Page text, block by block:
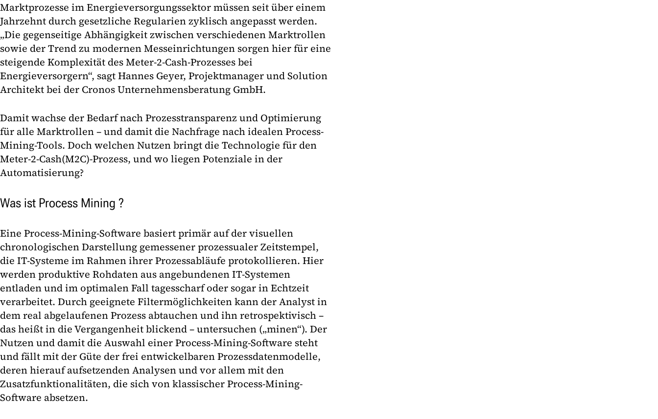
Marktprozesse im Energieversorgungssektor müssen seit über einem
Jahrzehnt durch gesetzliche Regularien zyklisch angepasst werden.
„Die gegenseitige Abhängigkeit zwischen verschiedenen Marktrollen
sowie der Trend zu modernen Messeinrichtungen sorgen hier für eine
steigende Komplexität des Meter-2-Cash-Prozesses bei
Energieversorgern“, sagt Hannes Geyer, Projektmanager und Solution
Architekt bei der Cronos Unternehmensberatung GmbH.
Damit wachse der Bedarf nach Prozesstransparenz und Optimierung
für alle Marktrollen – und damit die Nachfrage nach idealen Process-
Mining-Tools. Doch welchen Nutzen bringt die Technologie für den
Meter-2-Cash(M2C)-Prozess, und wo liegen Potenziale in der
Automatisierung?
Was ist Process Mining ?
Eine Process-Mining-Software basiert primär auf der visuellen
chronologischen Darstellung gemessener prozessualer Zeitstempel,
die IT-Systeme im Rahmen ihrer Prozessabläufe protokollieren. Hier
werden produktive Rohdaten aus angebundenen IT-Systemen
entladen und im optimalen Fall tagesscharf oder sogar in Echtzeit
verarbeitet. Durch geeignete Filtermöglichkeiten kann der Analyst in
dem real abgelaufenen Prozess abtauchen und ihn retrospektivisch –
das heißt in die Vergangenheit blickend – untersuchen („minen“). Der
Nutzen und damit die Auswahl einer Process-Mining-Software steht
und fällt mit der Güte der frei entwickelbaren Prozessdatenmodelle,
deren hierauf aufsetzenden Analysen und vor allem mit den
Zusatzfunktionalitäten, die sich von klassischer Process-Mining-
Software absetzen.